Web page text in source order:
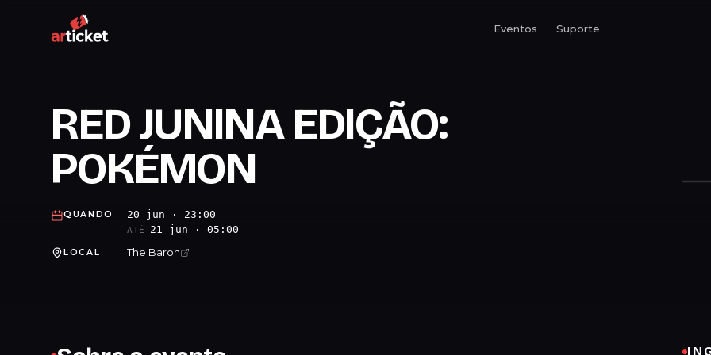
Eventos Suporte
RED JUNINA EDIÇÃO:
POKÉMON
QUANDO 20 jun · 23:00
ATÉ 21 jun · 05:00
LOCAL The Baron